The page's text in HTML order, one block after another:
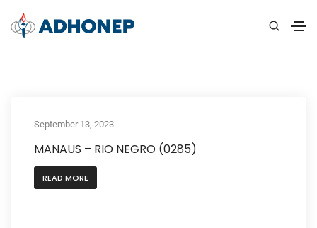
September 13, 2023
MANAUS – RIO NEGRO (0285)
READ MORE